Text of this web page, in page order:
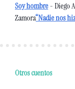
Soy hombre - Diego
Zamora“Nadie nos
Otros cuentos